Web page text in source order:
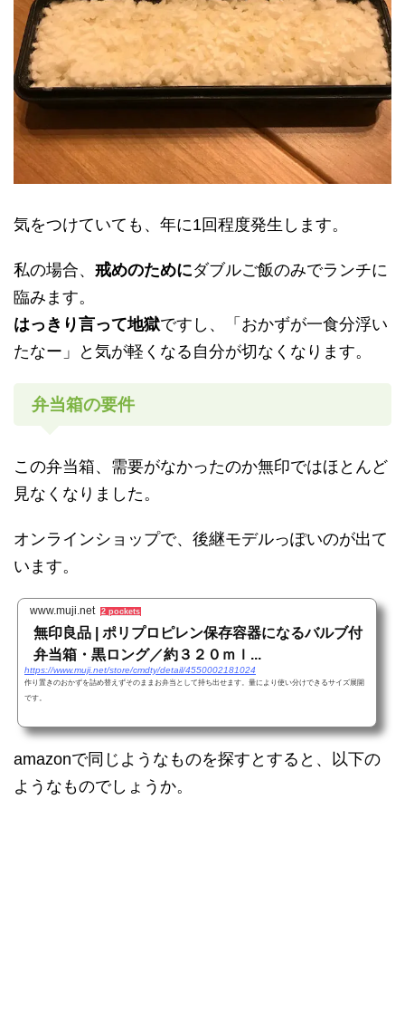
気をつけていても、年に1回程度発生します。
私の場合、 戒めのためにダブルご飯のみでランチに
臨みます。
はっきり言って地獄ですし、「おかずが一食分浮い
たなー」と気が軽くなる自分が切なくなります。
弁当箱の要件
この弁当箱、需要がなかったのか無印ではほとんど
見なくなりました。
オンラインショップで、後継モデルっぽいのが出て
います。
www.muji.net 2 pockets
無印良品 | ポリプロピレン保存容器になるバルブ付
弁当箱・黒ロング／約３２０ｍｌ...
https://www.muji.net/store/cmdty/detail/4550002181024
作り置きのおかずを詰め替えずそのままお弁当として持ち出せます。量により使い分けできるサイズ展開
です。
amazonで同じようなものを探すとすると、以下の
ようなものでしょうか。